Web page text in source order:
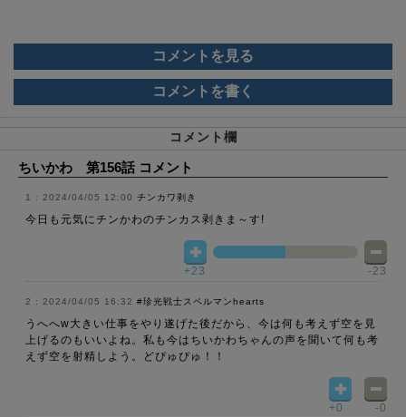
コメントを見る
コメントを書く
コメント欄
ちいかわ 第156話 コメント
2024/04/05 12:00 チンカワ剥き
今日も元気にチンかわのチンカス剥きま～す!
+23 -23
2024/04/05 16:32 #珍光戦士スペルマンhearts
うへへw大きい仕事をやり遂げた後だから、今は何も考えず空を見
上げるのもいいよね。私も今はちいかわちゃんの声を聞いて何も考
えず空を射精しよう。どぴゅぴゅ！！
+0 -0